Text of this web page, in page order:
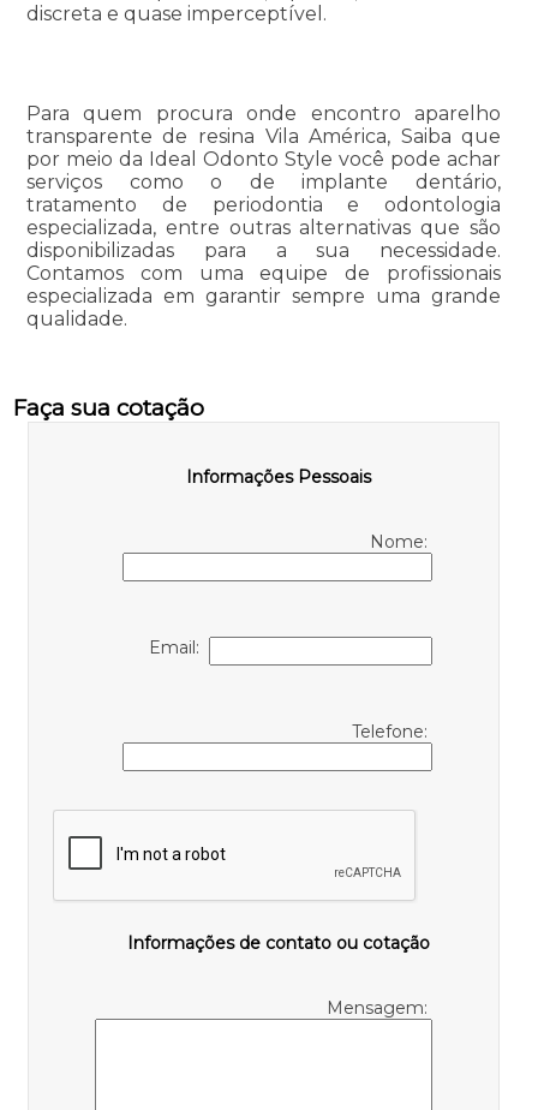
discreta e quase imperceptível.
Para quem procura onde encontro aparelho
transparente de resina Vila América, Saiba que
por meio da Ideal Odonto Style você pode achar
serviços como o de implante dentário,
tratamento de periodontia e odontologia
especializada, entre outras alternativas que são
disponibilizadas para a sua necessidade.
Contamos com uma equipe de profissionais
especializada em garantir sempre uma grande
qualidade.
Faça sua cotação
Informações Pessoais
Nome:
Email:
Telefone:
Informações de contato ou cotação
Mensagem: